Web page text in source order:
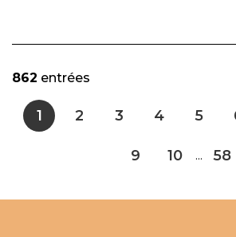
862 entrées
1 2 3 4 5
9 10 ... 58